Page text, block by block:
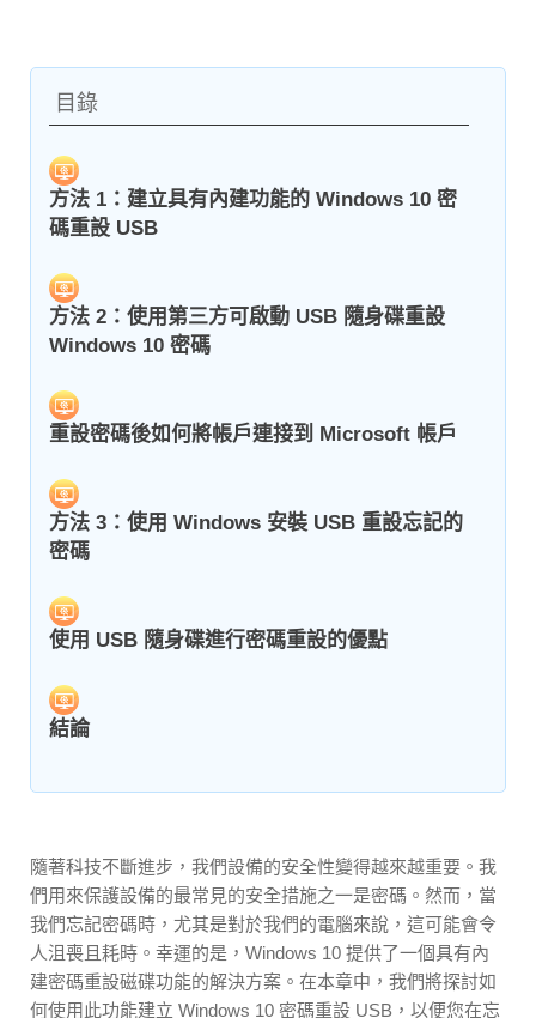
目錄
方法 1：建立具有內建功能的 Windows 10 密
碼重設 USB
方法 2：使用第三方可啟動 USB 隨身碟重設
Windows 10 密碼
重設密碼後如何將帳戶連接到 Microsoft 帳戶
方法 3：使用 Windows 安裝 USB 重設忘記的
密碼
使用 USB 隨身碟進行密碼重設的優點
結論
隨著科技不斷進步，我們設備的安全性變得越來越重要。我
們用來保護設備的最常見的安全措施之一是密碼。然而，當
我們忘記密碼時，尤其是對於我們的電腦來說，這可能會令
人沮喪且耗時。幸運的是，Windows 10 提供了一個具有內
建密碼重設磁碟功能的解決方案。在本章中，我們將探討如
何使用此功能建立 Windows 10 密碼重設 USB，以便您在忘